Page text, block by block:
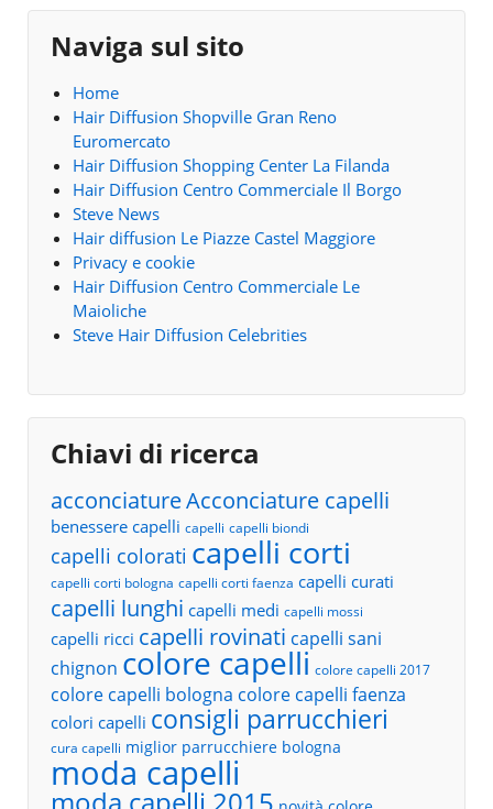
Naviga sul sito
Home
Hair Diffusion Shopville Gran Reno
Euromercato
Hair Diffusion Shopping Center La Filanda
Hair Diffusion Centro Commerciale Il Borgo
Steve News
Hair diffusion Le Piazze Castel Maggiore
Privacy e cookie
Hair Diffusion Centro Commerciale Le
Maioliche
Steve Hair Diffusion Celebrities
Chiavi di ricerca
acconciatureAcconciature capelli
benessere capelli capelli capelli biondi
capelli colorati capelli corti
capelli corti bologna capelli corti faenza capelli curati
capelli lunghi capelli medi capelli mossi
capelli ricci capelli rovinati capelli sani
chignon colore capelli colore capelli 2017
colore capelli bologna colore capelli faenza
colori capelli consigli parrucchieri
cura capelli miglior parrucchiere bologna
moda capelli
moda capelli 2015